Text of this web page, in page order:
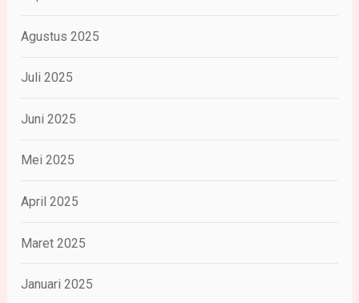
Agustus 2025
Juli 2025
Juni 2025
Mei 2025
April 2025
Maret 2025
Januari 2025